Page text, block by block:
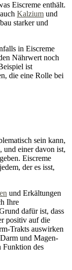
Eiscreme enthält.
Kalzium und
starker und
in Eiscreme
Nährwert noch
ist
die eine Rolle bei
sein kann,
und einer davon ist,
Eiscreme
der es isst,
und Erkältungen
Ihre
dafür ist, dass
positiv auf die
Trakts auswirken
und Magen-
Funktion des